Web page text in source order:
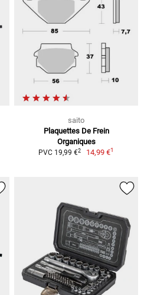
saito
Plaquettes De Frein
Organiques
PVC 19,99 €2 14,99 €1